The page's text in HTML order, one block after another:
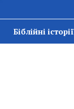
Біблійні історії